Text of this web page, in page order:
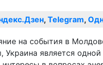
, Telegram,
на события в
является